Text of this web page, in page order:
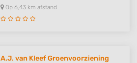
Op 6,43 km afstand
A.J. van Kleef Groenvoorziening